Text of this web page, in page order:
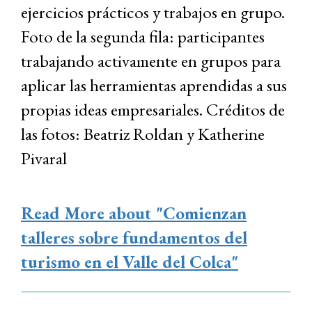
ejercicios prácticos y trabajos en grupo.
Foto de la segunda fila: participantes
trabajando activamente en grupos para
aplicar las herramientas aprendidas a sus
propias ideas empresariales. Créditos de
las fotos: Beatriz Roldan y Katherine
Pivaral
Read More about "Comienzan
talleres sobre fundamentos del
turismo en el Valle del Colca"